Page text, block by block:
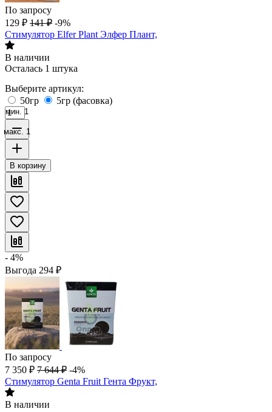
По запросу
129 ₽ 141 ₽ -9%
Стимулятор Elfer Plant Элфер Плант,
В наличии
Осталась 1 штука
Выберите артикул:
50гр
5гр (фасовка)
мин. 1
макс. 1
В корзину
- 4%
Выгода 294 ₽
По запросу
7 350 ₽ 7 644 ₽ -4%
Стимулятор Genta Fruit Гента Фрукт,
В наличии